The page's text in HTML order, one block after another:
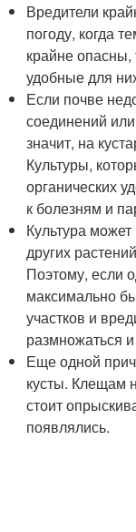
Вредители
погоду, когда
крайне
удобные для
Если почве
соединений
значит, на
Культуры,
органических
к болезням и
Культура
других
Поэтому, если
максимально
участков и
размножаться
Еще одной
кусты. Клещам
стоит
появлялись.